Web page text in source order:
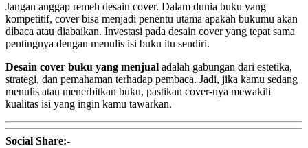
Jangan anggap remeh desain cover. Dalam dunia buku yang
kompetitif, cover bisa menjadi penentu utama apakah bukumu akan
dibaca atau diabaikan. Investasi pada desain cover yang tepat sama
pentingnya dengan menulis isi buku itu sendiri.
Desain cover buku yang menjual adalah gabungan dari estetika,
strategi, dan pemahaman terhadap pembaca. Jadi, jika kamu sedang
menulis atau menerbitkan buku, pastikan cover-nya mewakili
kualitas isi yang ingin kamu tawarkan.
Social Share:-